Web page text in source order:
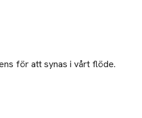
för att synas i vårt flöde.